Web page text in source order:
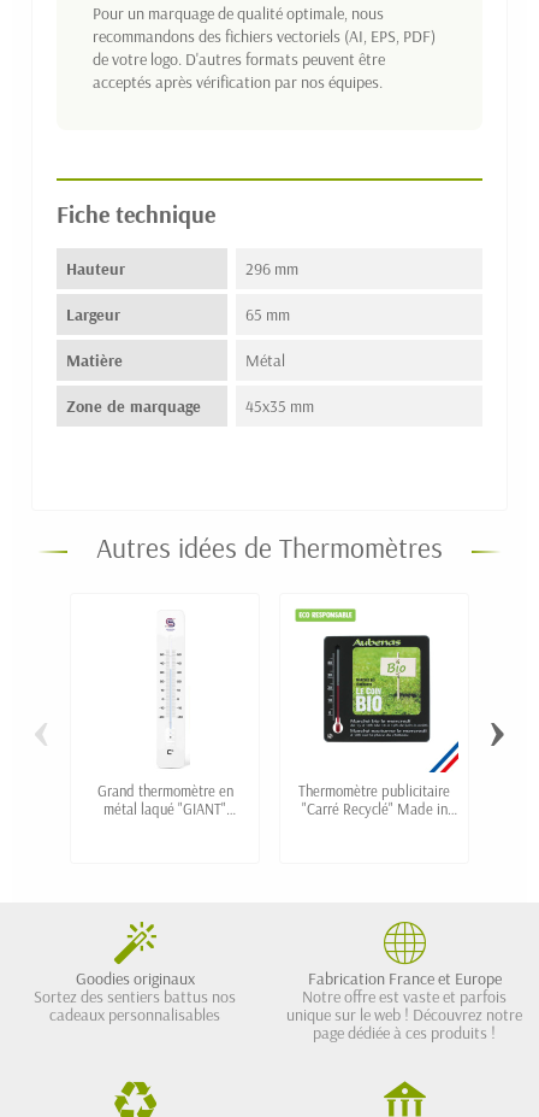
Pour un marquage de qualité optimale, nous
recommandons des fichiers vectoriels (AI, EPS, PDF)
de votre logo. D'autres formats peuvent être
acceptés après vérification par nos équipes.
Fiche technique
Hauteur 296 mm
Largeur 65 mm
Matière Métal
Zone de marquage 45x35 mm
Autres idées de Thermomètres
Grand thermomètre en
métal laqué "GIANT"
Thermomètre publicitaire
"Carré Recyclé" Made in
‹ ›
Goodies originaux
Sortez des sentiers battus nos
cadeaux personnalisables
Fabrication France et Europe
Notre offre est vaste et parfois
unique sur le web ! Découvrez notre
page dédiée à ces produits !